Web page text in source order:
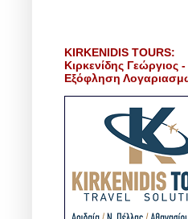
KIRKENIDIS TOURS:
Κιρκενίδης Γεώργιος -
Εξόφληση